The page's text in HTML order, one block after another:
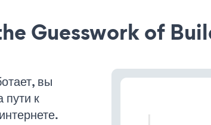
Guesswork of
вы
к